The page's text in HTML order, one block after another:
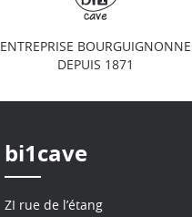
ENTREPRISE BOURGUIGNONNE
DEPUIS 1871
bi1cave
ZI rue de l’étang